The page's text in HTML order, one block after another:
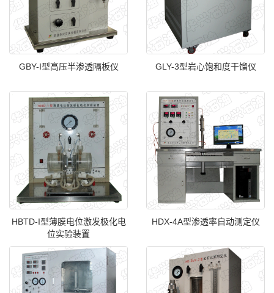
GBY-I型高压半渗透隔板仪 GLY-3型岩心饱和度干馏仪
HBTD-I型薄膜电位激发极化电
位实验装置
HDX-4A型渗透率自动测定仪